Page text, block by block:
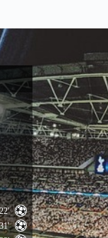
22'
31'